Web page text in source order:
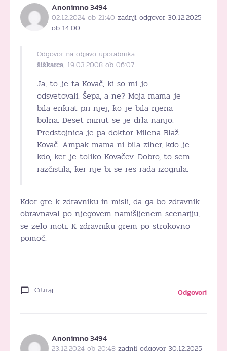
Anonimno 3494
02.12.2024 ob 21:40 zadnji odgovor 30.12.2025
ob 14:00
Odgovor na objavo uporabnika
šiškarca, 19.03.2008 ob 06:07
Ja, to je ta Kovač, ki so mi jo
odsvetovali. Šepa, a ne? Moja mama je
bila enkrat pri njej, ko je bila njena
bolna. Deset minut se je drla nanjo.
Predstojnica je pa doktor Milena Blaž
Kovač. Ampak mama ni bila ziher, kdo je
kdo, ker je toliko Kovačev. Dobro, to sem
razčistila, ker nje bi se res rada izognila.
Kdor gre k zdravniku in misli, da ga bo zdravnik
obravnaval po njegovem namišljenem scenariju,
se zelo moti. K zdravniku grem po strokovno
pomoč.
Citiraj Odgovori
Anonimno 3494
23.12.2024 ob 20:48 zadnji odgovor 30.12.2025